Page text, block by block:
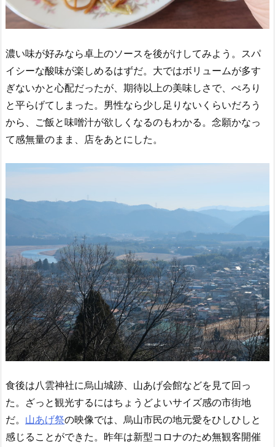
濃い味が好みなら卓上のソースを後がけしてみよう。スパ
イシーな酸味が楽しめるはずだ。大ではボリュームが多す
ぎないかと心配だったが、期待以上の美味しさで、ぺろり
と平らげてしまった。男性なら少し足りないくらいだろう
から、ご飯と味噌汁が欲しくなるのもわかる。念願かなっ
て感無量のまま、店をあとにした。
食後は八雲神社に烏山城跡、山あげ会館などを見て回っ
た。ざっと観光するにはちょうどよいサイズ感の市街地
だ。 山あげ祭の映像では、烏山市民の地元愛をひしひしと
感じることができた。昨年は新型コロナのため無観客開催